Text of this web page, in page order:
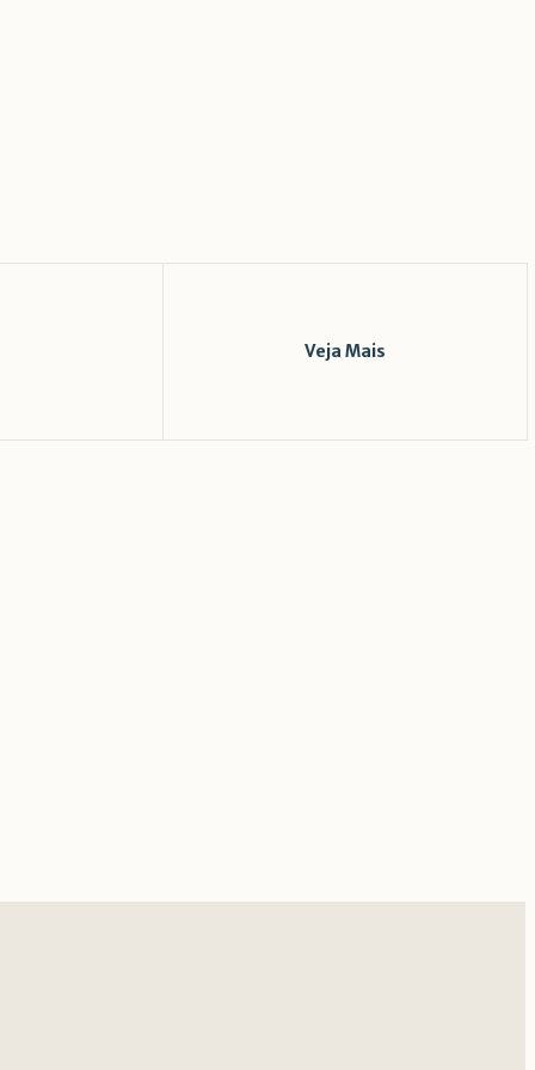
Veja Mais